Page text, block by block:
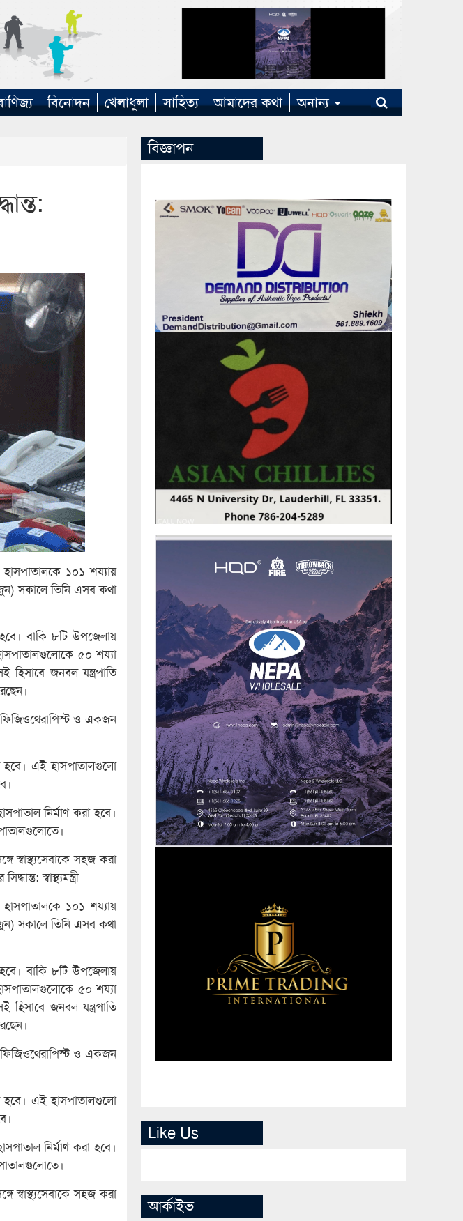
বিনোদন খেলাধুলা সাহিত্য আমাদের কথা অনান্য
হাসপাতালকে ১০১ শয্যায়
জুন) সকালে তিনি এসব কথা
বাকি ৮টি উপজেলায়
৫০ শয্যা
জনবল যন্ত্রপাতি
ফিজিওথেরাপিস্ট ও একজন
হবে। এই হাসপাতালগুলো
নির্মাণ করা হবে।
স্বাস্থ্যসেবাকে সহজ করা
স্বাস্থ্যমন্ত্রী
হাসপাতালকে ১০১ শয্যায়
জুন) সকালে তিনি এসব কথা
বাকি ৮টি উপজেলায়
৫০ শয্যা
জনবল যন্ত্রপাতি
ফিজিওথেরাপিস্ট ও একজন
হবে। এই হাসপাতালগুলো
নির্মাণ করা হবে।
স্বাস্থ্যসেবাকে সহজ করা
বিজ্ঞাপন
Like Us
আর্কাইভ